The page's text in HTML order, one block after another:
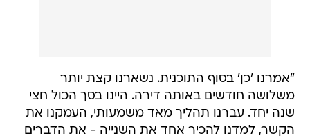
"אמרנו 'כן' בסוף התוכנית. נשארנו קצת יותר
משלושה חודשים באותה דירה. היינו בסך הכול חצי
שנה יחד. עברנו תהליך מאד משמעותי, העמקנו את
הקשר, למדנו להכיר אחד את השנייה - את הדברים